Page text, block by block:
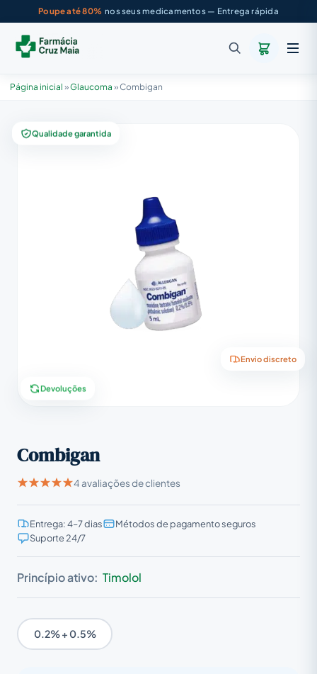
Poupe até 80% nos seus medicamentos — Entrega rápida
Página inicial »Glaucoma »Combigan
Qualidade garantida
Envio discreto
Devoluções
Combigan
4 avaliações de clientes
Entrega: 4–7 dias
Métodos de pagamento seguros
Suporte 24/7
Princípio ativo: Timolol
0.2% + 0.5%